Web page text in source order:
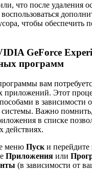
что после удаления
чтобы обеспечить
GeForce
программ
вам
приложений. Этот
в зависимости
Важно
в списке
действиях.
меню Пуск и перейдите
Приложения или
(в зависимости от